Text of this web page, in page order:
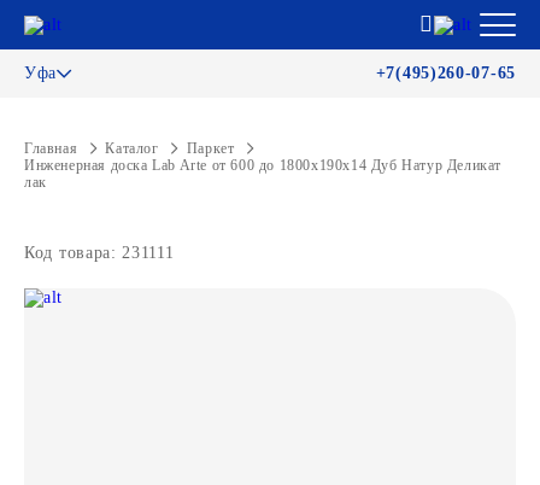
Уфа +7(495)260-07-65
Главная Каталог
Паркет
Инженерная доска Lab Arte от 600 до 1800х190х14 Дуб Натур Деликат
лак
Код товара: 231111